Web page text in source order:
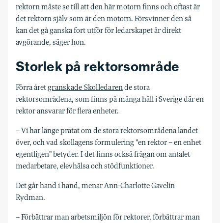
rektorn måste se till att den här motorn finns och oftast är
det rektorn själv som är den motorn. Försvinner den så
kan det gå ganska fort utför för ledarskapet är direkt
avgörande, säger hon.
Storlek på rektorsområde
Förra åretgranskade Skolledarende stora
rektorsområdena, som finns på många håll i Sverige där en
rektor ansvarar för flera enheter.
– Vi har länge pratat om de stora rektorsområdena landet
över, och vad skollagens formulering "en rektor – en enhet
egentligen" betyder. I det finns också frågan om antalet
medarbetare, elevhälsa och stödfunktioner.
Det går hand i hand, menar Ann-Charlotte Gavelin
Rydman.
– Förbättrar man arbetsmiljön för rektorer, förbättrar man